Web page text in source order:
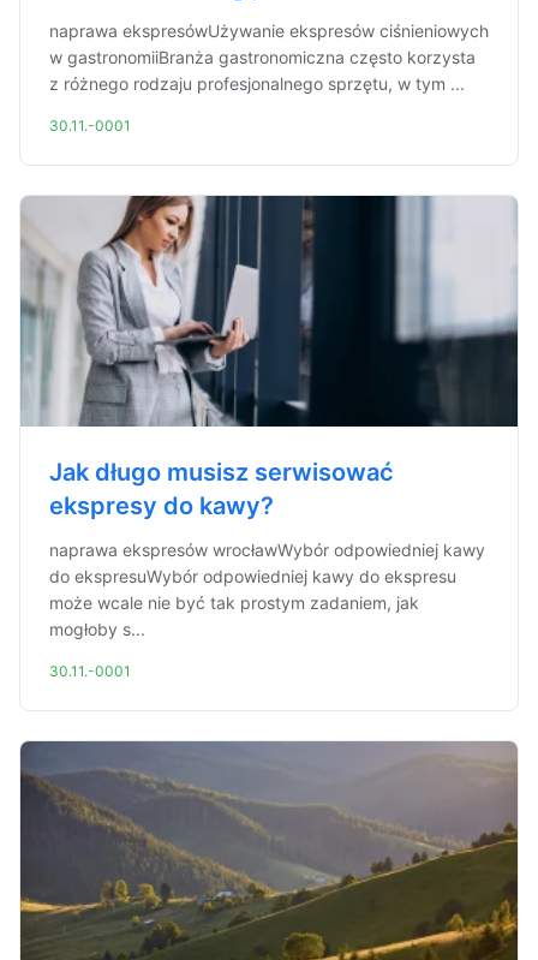
naprawa ekspresówUżywanie ekspresów ciśnieniowych
w gastronomiiBranża gastronomiczna często korzysta
z różnego rodzaju profesjonalnego sprzętu, w tym ...
30.11.-0001
Jak długo musisz serwisować
ekspresy do kawy?
naprawa ekspresów wrocławWybór odpowiedniej kawy
do ekspresuWybór odpowiedniej kawy do ekspresu
może wcale nie być tak prostym zadaniem, jak
mogłoby s...
30.11.-0001